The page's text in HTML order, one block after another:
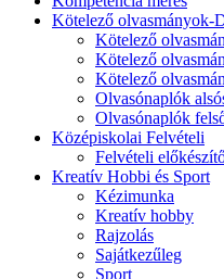
Kötelező olvasmányok-
Kötelező
Kötelező
Kötelező
Olvasónaplók
Olvasónaplók
Középiskolai Felvételi
Felvételi
Kreatív Hobbi és Sport
Kézimunka
Kreatív hobby
Rajzolás
Sajátkezűleg
Sport